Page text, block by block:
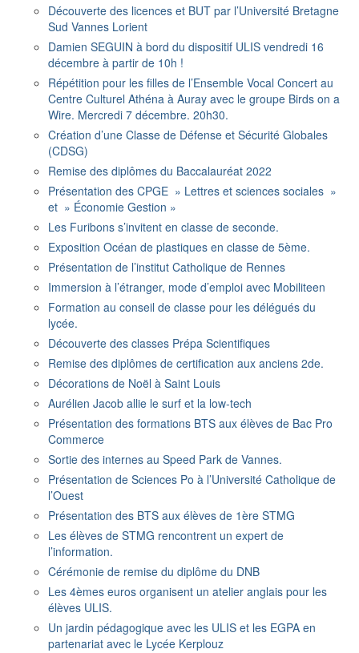
Découverte des licences et BUT par l’Université Bretagne
Sud Vannes Lorient
Damien SEGUIN à bord du dispositif ULIS vendredi 16
décembre à partir de 10h !
Répétition pour les filles de l’Ensemble Vocal Concert au
Centre Culturel Athéna à Auray avec le groupe Birds on a
Wire. Mercredi 7 décembre. 20h30.
Création d’une Classe de Défense et Sécurité Globales
(CDSG)
Remise des diplômes du Baccalauréat 2022
Présentation des CPGE » Lettres et sciences sociales »
et » Économie Gestion »
Les Furibons s’invitent en classe de seconde.
Exposition Océan de plastiques en classe de 5ème.
Présentation de l’institut Catholique de Rennes
Immersion à l’étranger, mode d’emploi avec Mobiliteen
Formation au conseil de classe pour les délégués du
lycée.
Découverte des classes Prépa Scientifiques
Remise des diplômes de certification aux anciens 2de.
Décorations de Noël à Saint Louis
Aurélien Jacob allie le surf et la low-tech
Présentation des formations BTS aux élèves de Bac Pro
Commerce
Sortie des internes au Speed Park de Vannes.
Présentation de Sciences Po à l’Université Catholique de
l’Ouest
Présentation des BTS aux élèves de 1ère STMG
Les élèves de STMG rencontrent un expert de
l’information.
Cérémonie de remise du diplôme du DNB
Les 4èmes euros organisent un atelier anglais pour les
élèves ULIS.
Un jardin pédagogique avec les ULIS et les EGPA en
partenariat avec le Lycée Kerplouz